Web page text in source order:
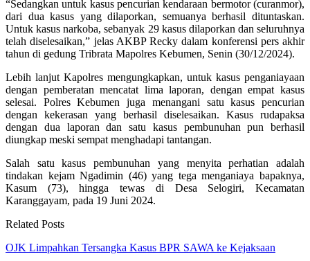
“Sedangkan untuk kasus pencurian kendaraan bermotor (curanmor),
dari dua kasus yang dilaporkan, semuanya berhasil dituntaskan.
Untuk kasus narkoba, sebanyak 29 kasus dilaporkan dan seluruhnya
telah diselesaikan,” jelas AKBP Recky dalam konferensi pers akhir
tahun di gedung Tribrata Mapolres Kebumen, Senin (30/12/2024).
Lebih lanjut Kapolres mengungkapkan, untuk kasus penganiayaan
dengan pemberatan mencatat lima laporan, dengan empat kasus
selesai. Polres Kebumen juga menangani satu kasus pencurian
dengan kekerasan yang berhasil diselesaikan. Kasus rudapaksa
dengan dua laporan dan satu kasus pembunuhan pun berhasil
diungkap meski sempat menghadapi tantangan.
Salah satu kasus pembunuhan yang menyita perhatian adalah
tindakan kejam Ngadimin (46) yang tega menganiaya bapaknya,
Kasum (73), hingga tewas di Desa Selogiri, Kecamatan
Karanggayam, pada 19 Juni 2024.
Related Posts
OJK Limpahkan Tersangka Kasus BPR SAWA ke Kejaksaan